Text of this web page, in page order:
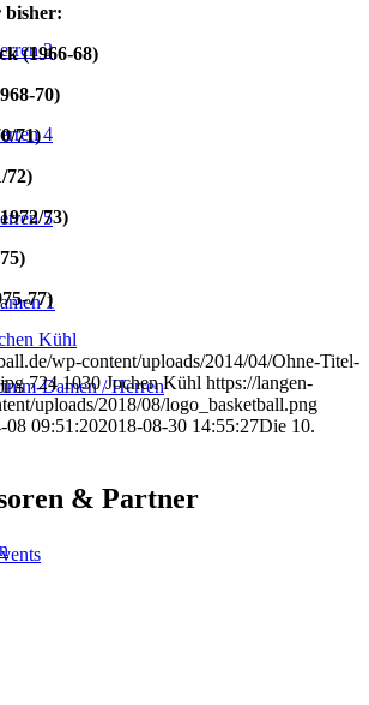
3
4
5
1
Damen / Herren
bisher:
(1966-68)
70)
71)
72)
73)
77)
Kühl
wp-content/uploads/2014/04/Ohne-Titel-
724 1030 Jochen Kühl https://langen-
uploads/2018/08/logo_basketball.png
08 09:51:202018-08-30 14:55:27Die 10.
& Partner